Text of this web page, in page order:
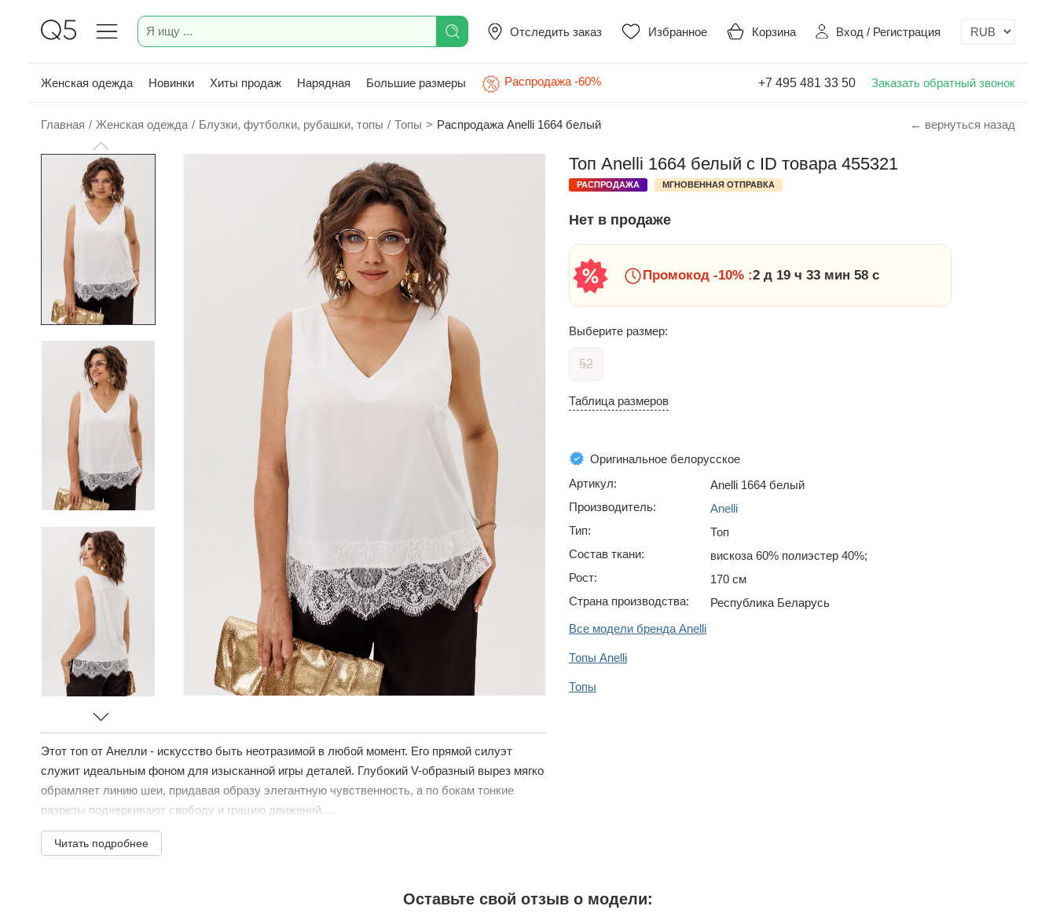
Отследить заказ Избранное Корзина Вход / Регистрация
Женская одежда Новинки Хиты продаж Нарядная Большие размеры Распродажа -60% +7 495 481 33 50 Заказать обратный звонок
Главная / Женская одежда / Блузки, футболки, рубашки, топы / Топы > Распродажа Anelli 1664 белый ← вернуться назад
Этот топ от Анелли - искусство быть неотразимой в любой момент. Его прямой силуэт
служит идеальным фоном для изысканной игры деталей. Глубокий V-образный вырез мягко
обрамляет линию шеи, придавая образу элегантную чувственность, а по бокам тонкие
разрезы подчеркивают свободу и грацию движений....
Читать подробнее
Топ Anelli 1664 белый с ID товара 455321
РАСПРОДАЖА МГНОВЕННАЯ ОТПРАВКА
Нет в продаже
Промокод -10% :2 д 19 ч 33 мин 57 с
Выберите размер:
52
Таблица размеров
Оригинальное белорусское
Артикул:
Anelli 1664 белый
Производитель:
Anelli
Тип:
Топ
Состав ткани:
вискоза 60% полиэстер 40%;
Рост:
170 см
Страна производства:
Республика Беларусь
Все модели бренда Anelli
Топы Anelli
Топы
Оставьте свой отзыв о модели: